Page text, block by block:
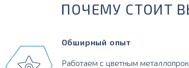
ПОЧЕМУ СТОИТ
Обширный опыт
Работаем с цветным